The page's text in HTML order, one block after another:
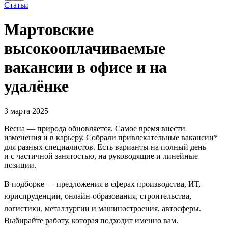
Статьи
Мартовские
высокооплачиваемые
вакансии в офисе и на
удалёнке
3 марта 2025
Весна — природа обновляется. Самое время внести
изменения и в карьеру. Собрали привлекательные вакансии*
для разных специалистов. Есть варианты на полный день
и с частичной занятостью, на руководящие и линейные
позиции.
В подборке — предложения в сферах производства, ИТ,
юриспруденции, онлайн-образования, строительства,
логистики, металлургии и машиностроения, автосферы.
Выбирайте работу, которая подходит именно вам.